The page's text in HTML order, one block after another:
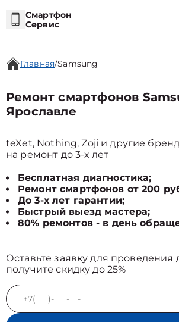
Смартфон
Сервис
Главная/Samsung
Ремонт смартфонов
Ярославле
teXet, Nothing, Zoji и другие
на ремонт до 3-х лет
Бесплатная диагностика;
Ремонт смартфонов от 200
До 3-х лет гарантии;
Быстрый выезд мастера;
80% ремонтов - в день
Оставьте заявку для проведения
получите скидку до 25%